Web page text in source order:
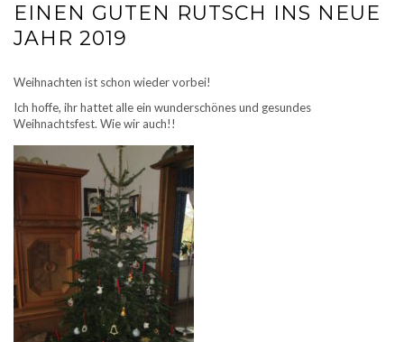
EINEN GUTEN RUTSCH INS NEUE
JAHR 2019
Weihnachten ist schon wieder vorbei!
Ich hoffe, ihr hattet alle ein wunderschönes und gesundes
Weihnachtsfest. Wie wir auch!!